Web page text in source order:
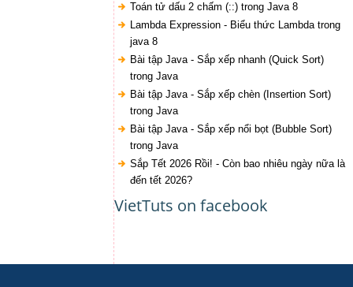
Toán tử dấu 2 chấm (::) trong Java 8
Lambda Expression - Biểu thức Lambda trong
java 8
Bài tập Java - Sắp xếp nhanh (Quick Sort)
trong Java
Bài tập Java - Sắp xếp chèn (Insertion Sort)
trong Java
Bài tập Java - Sắp xếp nổi bọt (Bubble Sort)
trong Java
Sắp Tết 2026 Rồi! - Còn bao nhiêu ngày nữa là
đến tết 2026?
VietTuts on facebook